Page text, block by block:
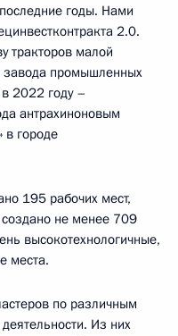
годы. Нами
2.0.
тракторов малой
завода промышленных
2022 году –
антрахиноновым
в городе
195 рабочих мест,
не менее 709
высокотехнологичные,
места.
по различным
Из них